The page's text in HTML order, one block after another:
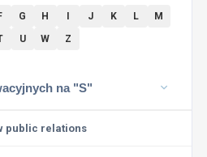
G H J K L
M
U W Z
na "S"
public relations